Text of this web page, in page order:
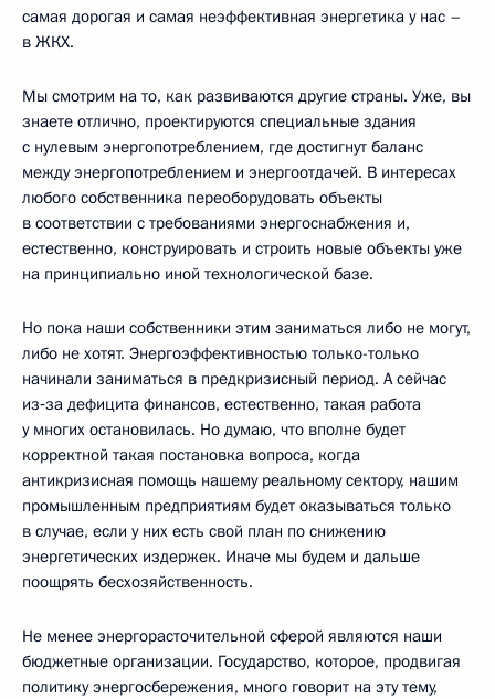
самая дорогая и самая неэффективная энергетика у нас –
в ЖКХ.
Мы смотрим на то, как развиваются другие страны. Уже, вы
знаете отлично, проектируются специальные здания
с нулевым энергопотреблением, где достигнут баланс
между энергопотреблением и энергоотдачей. В интересах
любого собственника переоборудовать объекты
в соответствии с требованиями энергоснабжения и,
естественно, конструировать и строить новые объекты уже
на принципиально иной технологической базе.
Но пока наши собственники этим заниматься либо не могут,
либо не хотят. Энергоэффективностью только-только
начинали заниматься в предкризисный период. А сейчас
из‑за дефицита финансов, естественно, такая работа
у многих остановилась. Но думаю, что вполне будет
корректной такая постановка вопроса, когда
антикризисная помощь нашему реальному сектору, нашим
промышленным предприятиям будет оказываться только
в случае, если у них есть свой план по снижению
энергетических издержек. Иначе мы будем и дальше
поощрять бесхозяйственность.
Не менее энергорасточительной сферой являются наши
бюджетные организации. Государство, которое, продвигая
политику энергосбережения, много говорит на эту тему,